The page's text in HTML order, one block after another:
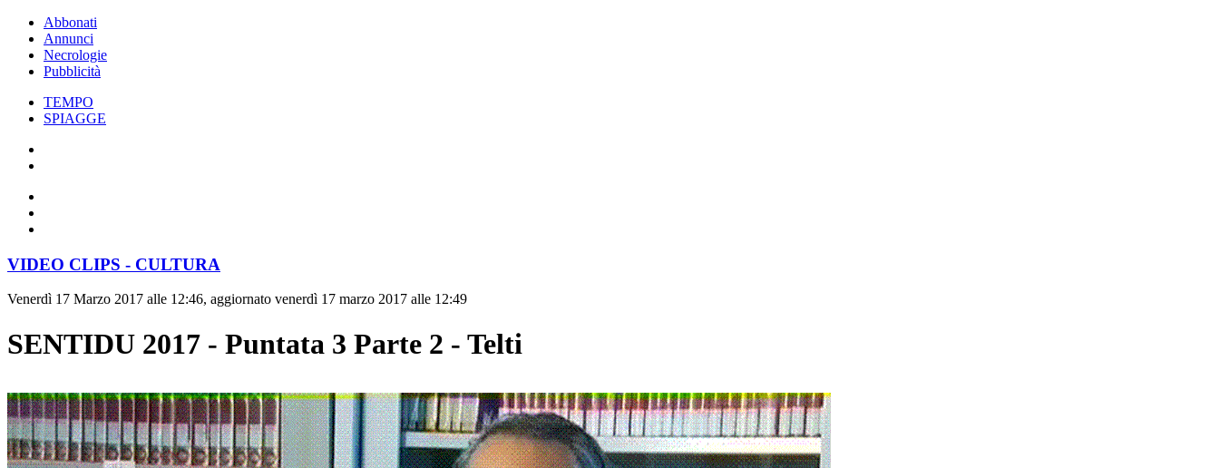
Abbonati
Annunci
Necrologie
Pubblicità
TEMPO
SPIAGGE
VIDEO CLIPS - CULTURA
Venerdì 17 Marzo 2017 alle 12:46, aggiornato venerdì 17 marzo 2017 alle 12:49
SENTIDU 2017 - Puntata 3 Parte 2 - Telti